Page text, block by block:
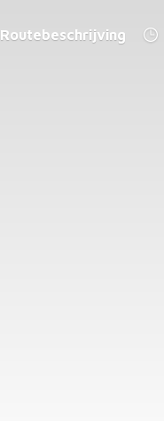
Routebeschrijving